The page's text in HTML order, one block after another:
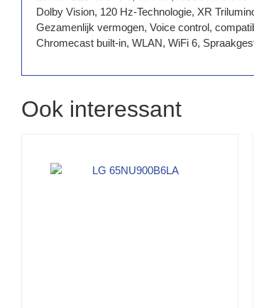
Dolby Vision, 120 Hz-Technologie, XR
Gezamenlijk vermogen, Voice control,
Chromecast built-in, WLAN, WiFi 6,
Ook interessant